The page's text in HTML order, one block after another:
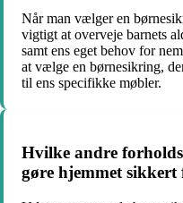
Når man vælger en
vigtigt at overveje barnets
samt ens eget behov for
at vælge en børnesikring,
til ens specifikke møbler.
Hvilke andre
gøre hjemmet